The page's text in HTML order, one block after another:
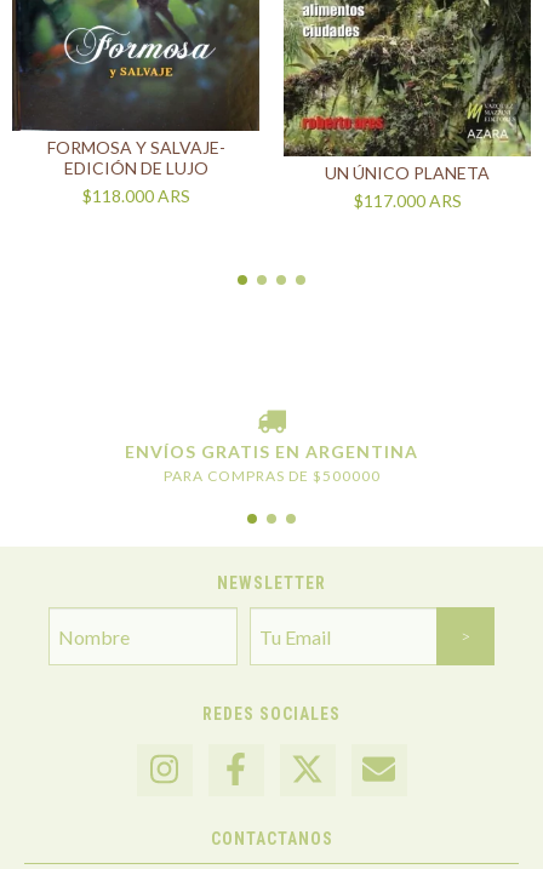
FORMOSA Y SALVAJE-
EDICIÓN DE LUJO
$118.000ARS
UN ÚNICO PLANETA
$117.000ARS
ENVÍOS GRATIS EN ARGENTINA
PARA COMPRAS DE $500000
NEWSLETTER
REDES SOCIALES
CONTACTANOS